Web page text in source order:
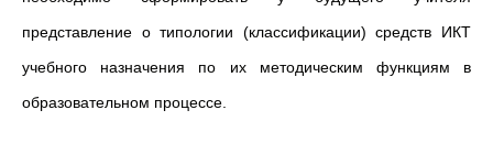
представление о типологии (классификации) средств ИКТ
учебного назначения по их методическим функциям в
образовательном процессе.